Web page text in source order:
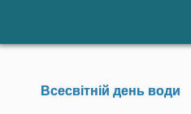
Всесвітній день води